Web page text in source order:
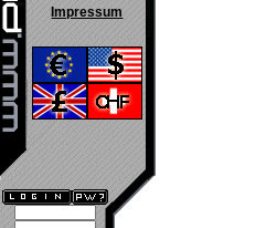
Impressum